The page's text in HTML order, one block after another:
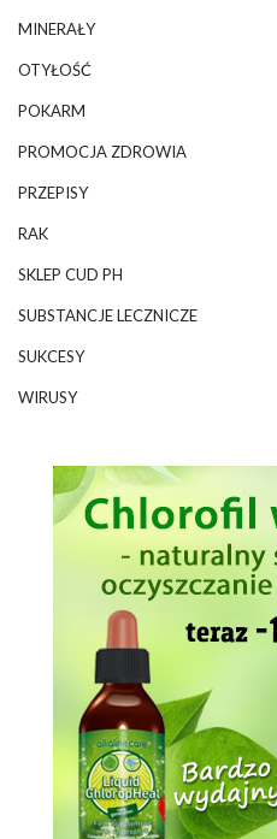
MINERAŁY
OTYŁOŚĆ
POKARM
PROMOCJA ZDROWIA
PRZEPISY
RAK
SKLEP CUD PH
SUBSTANCJE LECZNICZE
SUKCESY
WIRUSY